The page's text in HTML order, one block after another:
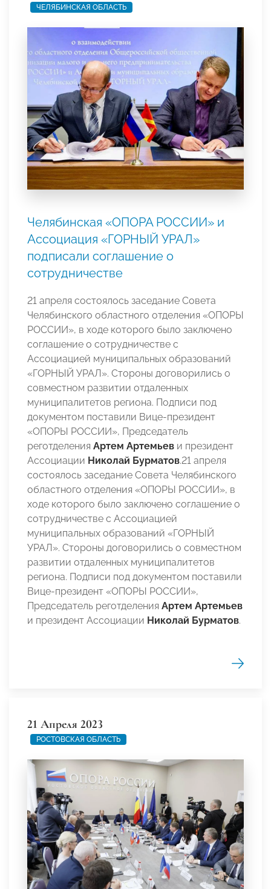
ЧЕЛЯБИНСКАЯ ОБЛАСТЬ
Челябинская «ОПОРА РОССИИ» и
Ассоциация «ГОРНЫЙ УРАЛ»
подписали соглашение о
сотрудничестве
21 апреля состоялось заседание Совета
Челябинского областного отделения «ОПОРЫ
РОССИИ», в ходе которого было заключено
соглашение о сотрудничестве с
Ассоциацией муниципальных образований
«ГОРНЫЙ УРАЛ». Стороны договорились о
совместном развитии отдаленных
муниципалитетов региона. Подписи под
документом поставили Вице-президент
«ОПОРЫ РОССИИ», Председатель
реготделения Артем Артемьев и президент
Ассоциации Николай Бурматов.21 апреля
состоялось заседание Совета Челябинского
областного отделения «ОПОРЫ РОССИИ», в
ходе которого было заключено соглашение о
сотрудничестве с Ассоциацией
муниципальных образований «ГОРНЫЙ
УРАЛ». Стороны договорились о совместном
развитии отдаленных муниципалитетов
региона. Подписи под документом поставили
Вице-президент «ОПОРЫ РОССИИ»,
Председатель реготделения Артем Артемьев
и президент Ассоциации Николай Бурматов.
21 Апреля 2023
РОСТОВСКАЯ ОБЛАСТЬ